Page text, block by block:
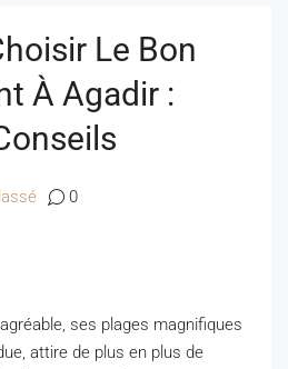
Le Bon
À Agadir :
0
ses plages magnifiques
attire de plus en plus de